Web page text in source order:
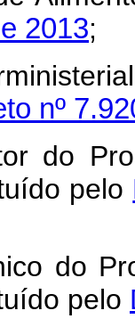
2013;
nº
do
pelo
do
pelo